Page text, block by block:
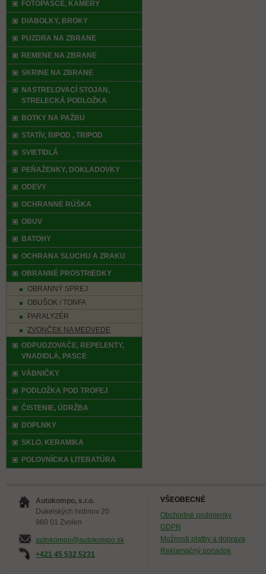
FOTOPASCE, KAMERY
DIABOLKY, BROKY
PUZDRA NA ZBRANE
REMENE NA ZBRANE
SKRINE NA ZBRANE
NASTREĽOVACÍ STOJAN,
STRELECKÁ PODLOŽKA
BOTKY NA PAŽBU
STATÍV, BIPOD , TRIPOD
SVIETIDLÁ
PEŇAŽENKY, DOKLADOVKY
ODEVY
OCHRANNÉ RÚŠKA
OBUV
BATOHY
OCHRANA SLUCHU A ZRAKU
OBRANNÉ PROSTRIEDKY
OBRANNÝ SPREJ
OBUŠOK / TONFA
PARALYZÉR
ZVONČEK NA MEDVEDE
ODPUDZOVAČE, REPELENTY,
VNADIDLÁ, PASCE
VÁBNIČKY
PODLOŽKA POD TROFEJ
ČISTENIE, ÚDRŽBA
DOPLNKY
SKLO, KERAMIKA
POĽOVNÍCKA LITERATÚRA
Autokompo, s.r.o.
Dukelských hrdinov 20
960 01 Zvolen
autokompo@autokompo.sk
+421 45 532 5231
VŠEOBECNÉ
Obchodné podmienky
GDPR
Možnosti platby a doprava
Reklamačný poriadok